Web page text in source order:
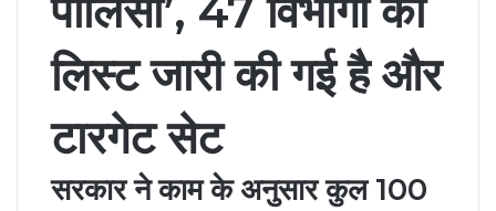
पॉलिसी’, 47 विभागों की
लिस्ट जारी की गई है और
टारगेट सेट
सरकार ने काम के अनुसार कुल 100